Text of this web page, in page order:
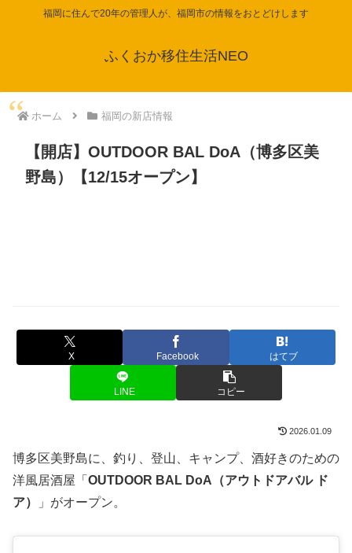
福岡に住んで20年の管理人が、福岡市の情報をおとどけします
ふくおか移住生活NEO
ホーム 福岡の新店情報
【開店】OUTDOOR BAL DoA（博多区美
野島）【12/15オープン】
X Facebook はてブ
LINE コピー
2026.01.09
博多区美野島に、釣り、登山、キャンプ、酒好きのための
洋風居酒屋「 OUTDOOR BAL DoA（アウトドアバル ド
ア）
」がオープン。